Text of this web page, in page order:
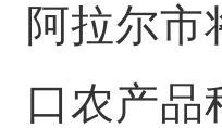
阿拉尔市
口农产品